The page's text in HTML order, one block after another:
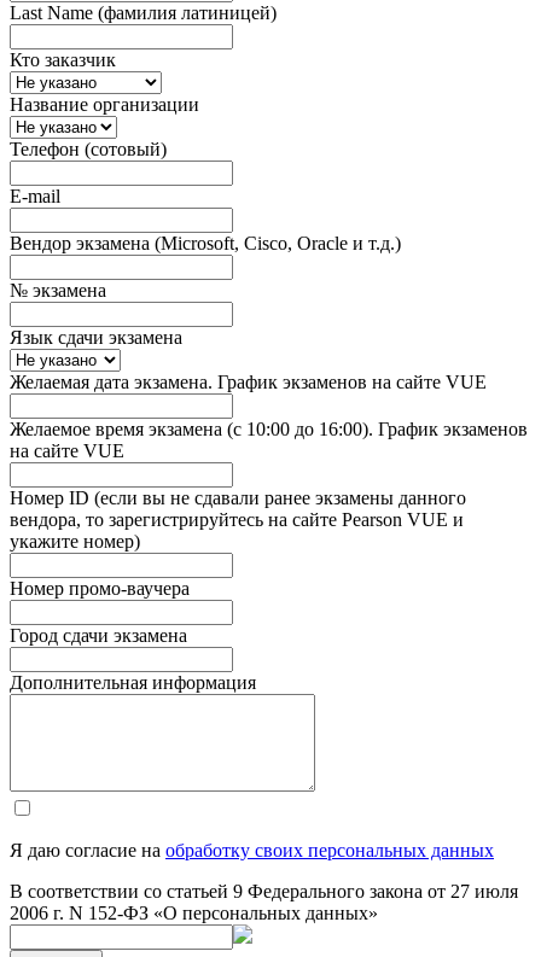
Last Name (фамилия латиницей)
Кто заказчик
Название организации
Телефон (сотовый)
E-mail
Вендор экзамена (Microsoft, Cisco, Oracle и т.д.)
№ экзамена
Язык сдачи экзамена
Желаемая дата экзамена. График экзаменов на сайте VUE
Желаемое время экзамена (с 10:00 до 16:00). График экзаменов
на сайте VUE
Номер ID (если вы не сдавали ранее экзамены данного
вендора, то зарегистрируйтесь на сайте Pearson VUE и
укажите номер)
Номер промо-ваучера
Город сдачи экзамена
Дополнительная информация
Я даю согласие на обработку своих персональных данных
В соответствии со статьей 9 Федерального закона от 27 июля
2006 г. N 152-ФЗ «О персональных данных»